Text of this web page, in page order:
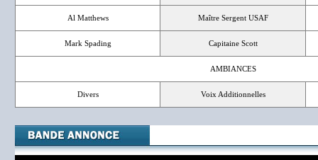
Al Matthews Maître Sergent USAF
Mark Spading Capitaine Scott
AMBIANCES
Divers Voix Additionnelles